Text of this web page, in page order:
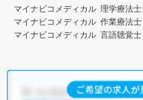
マイナビコメディカル 理学療法
マイナビコメディカル 作業療法
マイナビコメディカル 言語聴覚